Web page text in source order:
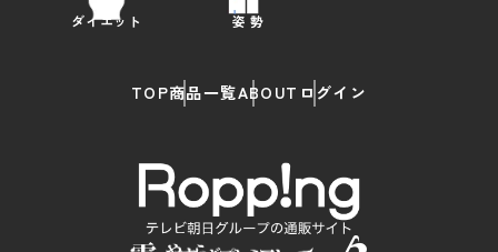
ダイエット 姿 勢
TOP商品一覧ABOUT ログイン